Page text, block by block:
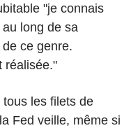
"je connais
long de sa
ce genre.
réalisée."
les filets de
Fed veille, même si